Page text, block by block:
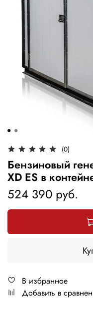
(0)
Бензиновый
XD ES в
524 390 руб.
В избранное
Добавить в